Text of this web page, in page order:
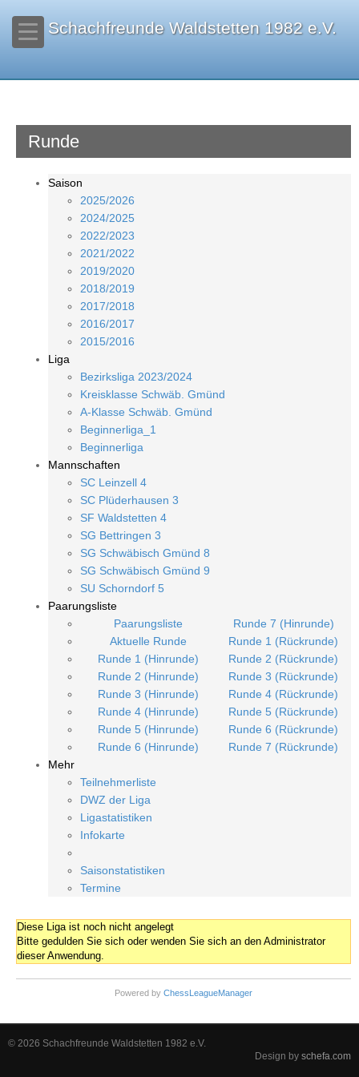
Schachfreunde Waldstetten 1982 e.V.
Runde
Saison
2025/2026
2024/2025
2022/2023
2021/2022
2019/2020
2018/2019
2017/2018
2016/2017
2015/2016
Liga
Bezirksliga 2023/2024
Kreisklasse Schwäb. Gmünd
A-Klasse Schwäb. Gmünd
Beginnerliga_1
Beginnerliga
Mannschaften
SC Leinzell 4
SC Plüderhausen 3
SF Waldstetten 4
SG Bettringen 3
SG Schwäbisch Gmünd 8
SG Schwäbisch Gmünd 9
SU Schorndorf 5
Paarungsliste
Paarungsliste
Runde 7 (Hinrunde)
Aktuelle Runde
Runde 1 (Rückrunde)
Runde 1 (Hinrunde)
Runde 2 (Rückrunde)
Runde 2 (Hinrunde)
Runde 3 (Rückrunde)
Runde 3 (Hinrunde)
Runde 4 (Rückrunde)
Runde 4 (Hinrunde)
Runde 5 (Rückrunde)
Runde 5 (Hinrunde)
Runde 6 (Rückrunde)
Runde 6 (Hinrunde)
Runde 7 (Rückrunde)
Mehr
Teilnehmerliste
DWZ der Liga
Ligastatistiken
Infokarte
Saisonstatistiken
Termine
Diese Liga ist noch nicht angelegt
Bitte gedulden Sie sich oder wenden Sie sich an den Administrator
dieser Anwendung.
Powered by ChessLeagueManager
© 2026 Schachfreunde Waldstetten 1982 e.V.
Design by schefa.com